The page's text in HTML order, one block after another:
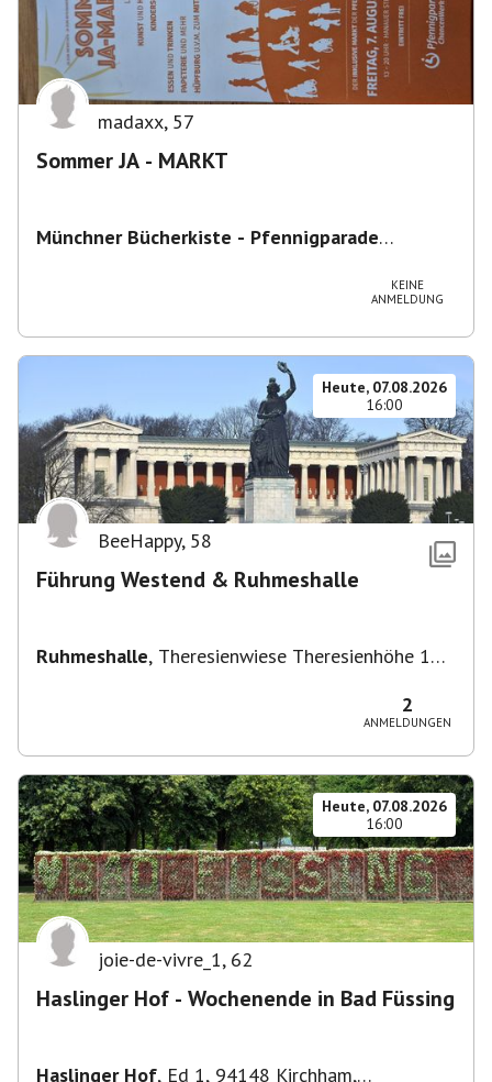
madaxx, 57
Sommer JA - MARKT
Münchner Bücherkiste - Pfennigparade
KEINE
ANMELDUNG
Heute, 07.08.2026
16:00
BeeHappy, 58
Führung Westend & Ruhmeshalle
Ruhmeshalle, Theresienwiese Theresienhöhe 16,
2
ANMELDUNGEN
Heute, 07.08.2026
16:00
joie-de-vivre_1, 62
Haslinger Hof - Wochenende in Bad Füssing
Haslinger Hof, Ed 1, 94148 Kirchham,